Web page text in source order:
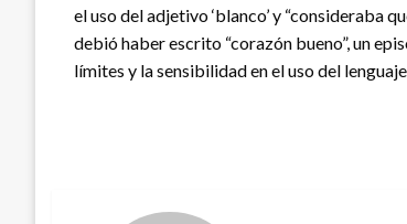
el uso del adjetivo ‘blanco’ y “consideraba
debió haber escrito “corazón bueno”, un
límites y la sensibilidad en el uso del